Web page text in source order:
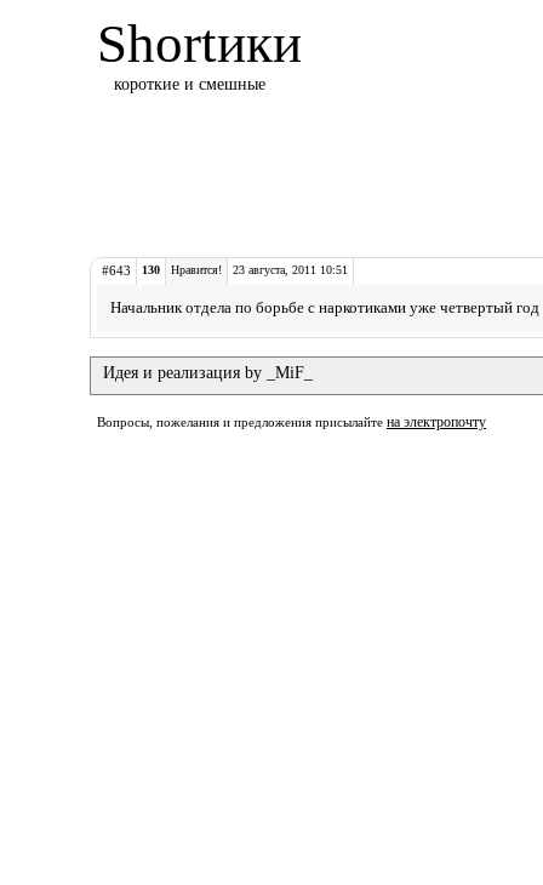
Shortики
короткие и смешные
#643 130 Нравится! 23 августа, 2011 10:51
Начальник отдела по борьбе с наркотиками уже четвертый
Идея и реализация by _MiF_
Вопросы, пожелания и предложения присылайте на электропочту